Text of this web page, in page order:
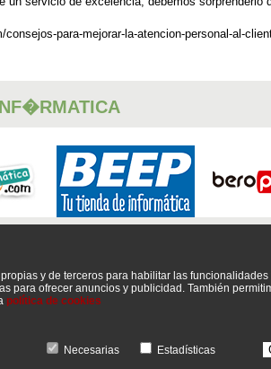
consejos-para-mejorar-la-atencion-personal-al-
Mayoristas inform�tica,
y de terceros para habilitar las
para ofrecer anuncios y publicidad. También
política de cookies
Necesarias Estadísticas